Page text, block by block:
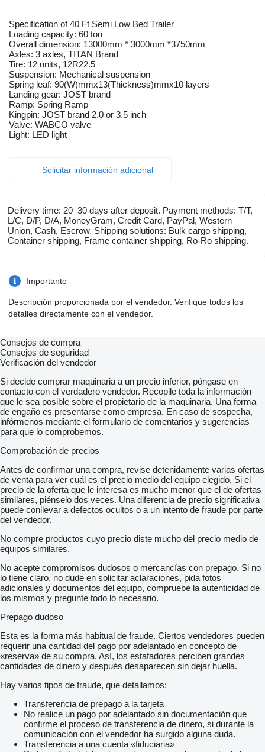
Specification of 40 Ft Semi Low Bed Trailer
Loading capacity: 60 ton
Overall dimension: 13000mm * 3000mm *3750mm
Axles: 3 axles, TITAN Brand
Tire: 12 units, 12R22.5
Suspension: Mechanical suspension
Spring leaf: 90(W)mmx13(Thickness)mmx10 layers
Landing gear: JOST brand
Ramp: Spring Ramp
Kingpin: JOST brand 2.0 or 3.5 inch
Valve: WABCO valve
Light: LED light
Solicitar información adicional
Delivery time: 20–30 days after deposit. Payment methods: T/T,
L/C, D/P, D/A, MoneyGram, Credit Card, PayPal, Western
Union, Cash, Escrow. Shipping solutions: Bulk cargo shipping,
Container shipping, Frame container shipping, Ro-Ro shipping.
Importante
Descripción proporcionada por el vendedor. Verifique todos los
detalles directamente con el vendedor.
Consejos de compra
Consejos de seguridad
Verificación del vendedor
Si decide comprar maquinaria a un precio inferior, póngase en
contacto con el verdadero vendedor. Recopile toda la información
que le sea posible sobre el propietario de la maquinaria. Una forma
de engaño es presentarse como empresa. En caso de sospecha,
infórmenos mediante el formulario de comentarios y sugerencias
para que lo comprobemos.
Comprobación de precios
Antes de confirmar una compra, revise detenidamente varias ofertas
de venta para ver cuál es el precio medio del equipo elegido. Si el
precio de la oferta que le interesa es mucho menor que el de ofertas
similares, piénselo dos veces. Una diferencia de precio significativa
puede conllevar a defectos ocultos o a un intento de fraude por parte
del vendedor.
No compre productos cuyo precio diste mucho del precio medio de
equipos similares.
No acepte compromisos dudosos o mercancías con prepago. Si no
lo tiene claro, no dude en solicitar aclaraciones, pida fotos
adicionales y documentos del equipo, compruebe la autenticidad de
los mismos y pregunte todo lo necesario.
Prepago dudoso
Esta es la forma más habitual de fraude. Ciertos vendedores pueden
requerir una cantidad del pago por adelantado en concepto de
«reserva» de su compra. Así, los estafadores perciben grandes
cantidades de dinero y después desaparecen sin dejar huella.
Hay varios tipos de fraude, que detallamos:
Transferencia de prepago a la tarjeta
No realice un pago por adelantado sin documentación que
confirme el proceso de transferencia de dinero, si durante la
comunicación con el vendedor ha surgido alguna duda.
Transferencia a una cuenta «fiduciaria»